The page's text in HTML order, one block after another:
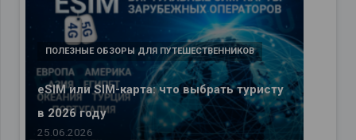
eSIM или SIM-карта: что выбрать туристу
в 2026 году
ПОЛЕЗНЫЕ ОБЗОРЫ ДЛЯ ПУТЕШЕСТВЕННИКОВ
25.06.2026